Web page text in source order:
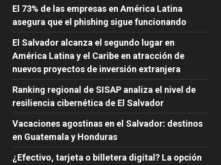
El 73% de las empresas en América Latina
asegura que el phishing sigue funcionando
El Salvador alcanza el segundo lugar en
América Latina y el Caribe en atracción de
nuevos proyectos de inversión extranjera
Ranking regional de SISAP analiza el nivel de
resiliencia cibernética de El Salvador
Vacaciones agostinas en el Salvador: destinos
en Guatemala y Honduras
¿Efectivo, tarjeta o billetera digital? La opción